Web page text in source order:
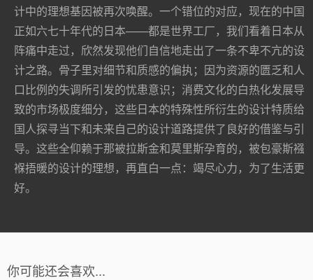
计中的理想基因被再次唤醒。一个错位的对应，现在的中国
正如六七十年代的日本——都是世界工厂，我们看着日本从
阵痛中走过，欣然发现他们自信地走出了一条不卑不亢的设
计之路。骨子里对细节和质感的偏执；因为资源的匮乏和人
口比例的失调所引发的忧患意识；消费文化的白热化发展导
致的市场极度细分，这些日本的特殊性所衍生的设计特质给
国人探寻当下和未来自己的设计道路提供了良好的借鉴与引
导。这些全仰赖于那被拉斯金和莫里斯孕育的，被包豪斯襁
褓捂暖的设计的理想，再直白一点：竭尽心力，为了生活更
好。
你可能还会喜欢...